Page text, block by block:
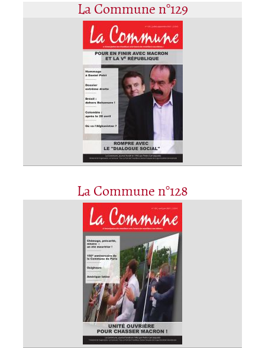
La Commune n°129
La Commune n°128